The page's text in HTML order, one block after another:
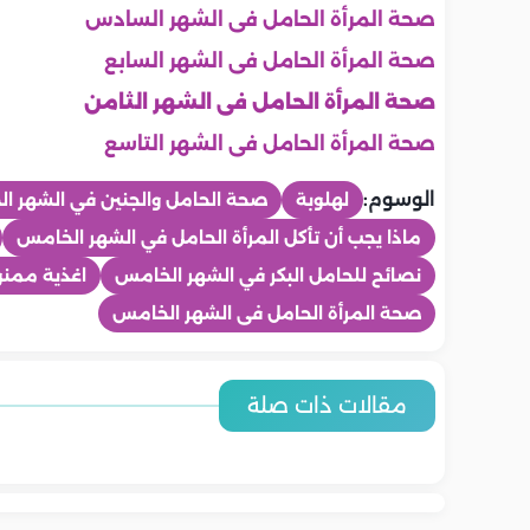
صحة المرأة الحامل فى الشهر السادس
صحة المرأة الحامل فى الشهر السابع
صحة المرأة الحامل فى الشهر الثامن
صحة المرأة الحامل فى الشهر التاسع
الوسوم: لهلوبة صحة الحامل والجنين في الشهر
ماذا يجب أن تأكل المرأة الحامل في الشهر الخامس
نصائح للحامل البكر في الشهر الخامس
اغذية
صحة المرأة الحامل فى الشهر الخامس
مقالات ذات صلة
5 تمارين آمنة تحافظين بها على
لياقتك أثناء الحمل
5 طرق بسيطة لتخفيف آلام الظهر
أثناء الحمل
8 أسئلة
ماما
متى تشعر الحامل بحركة الجنين